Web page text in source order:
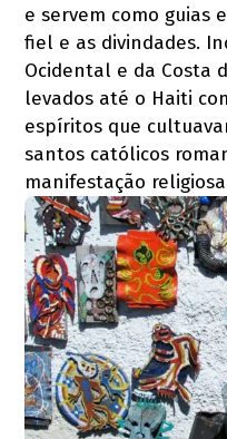
e servem como guias
fiel e as divindades.
Ocidental e da Costa
levados até o Haiti
espíritos que
santos católicos
manifestação